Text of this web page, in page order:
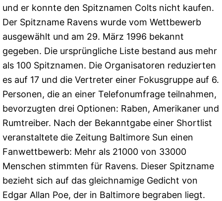
und er konnte den Spitznamen Colts nicht kaufen.
Der Spitzname Ravens wurde vom Wettbewerb
ausgewählt und am 29. März 1996 bekannt
gegeben. Die ursprüngliche Liste bestand aus mehr
als 100 Spitznamen. Die Organisatoren reduzierten
es auf 17 und die Vertreter einer Fokusgruppe auf 6.
Personen, die an einer Telefonumfrage teilnahmen,
bevorzugten drei Optionen: Raben, Amerikaner und
Rumtreiber. Nach der Bekanntgabe einer Shortlist
veranstaltete die Zeitung Baltimore Sun einen
Fanwettbewerb: Mehr als 21000 von 33000
Menschen stimmten für Ravens. Dieser Spitzname
bezieht sich auf das gleichnamige Gedicht von
Edgar Allan Poe, der in Baltimore begraben liegt.